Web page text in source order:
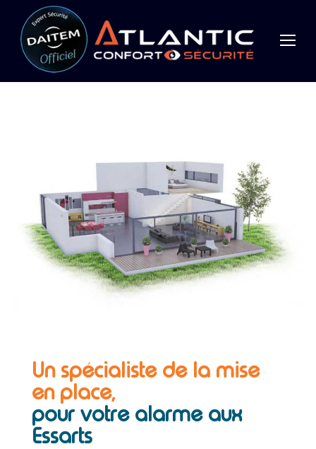
Un spécialiste de la mise
en place,
pour votre alarme aux
Essarts